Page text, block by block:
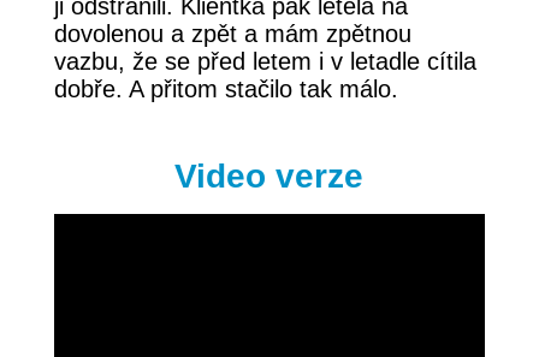
ji odstranili. Klientka pak letěla na
dovolenou a zpět a mám zpětnou
vazbu, že se před letem i v letadle cítila
dobře. A přitom stačilo tak málo.
Video verze